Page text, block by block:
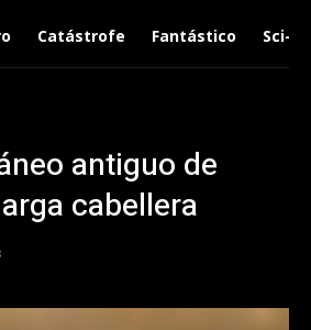
Catástrofe Fantástico Sci-Fi
antiguo de
cabellera